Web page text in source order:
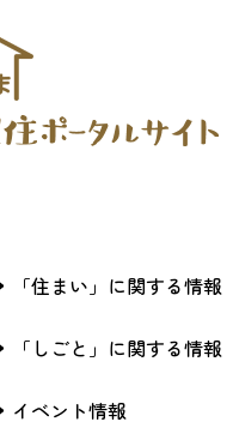
「住まい」に関する情報
「しごと」に関する情報
イベント情報